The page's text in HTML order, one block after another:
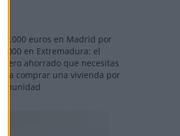
110.000 euros en Madrid por
31.000 en Extremadura: el
dinero ahorrado que necesitas
para comprar una vivienda por
comunidad